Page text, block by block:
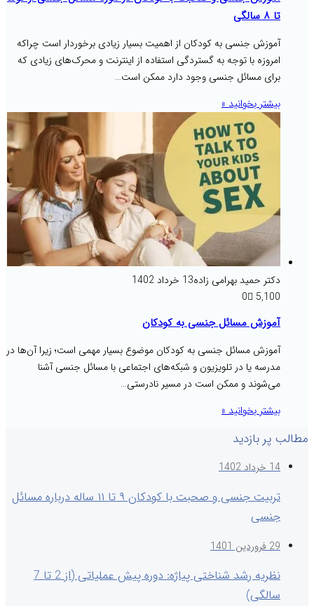
تا ۸ سالگی
آموزش جنسی به کودکان از اهمیت بسیار زیادی برخوردار است چراکه
امروزه با توجه به گستردگی استفاده از اینترنت و محرک‌های زیادی که
برای مسائل جنسی وجود دارد ممکن است…
بیشتر بخوانید »
دکتر حمید بهرامی زاده13 خرداد 1402
0
5,100
آموزش مسائل جنسی به کودکان
آموزش مسائل جنسی به کودکان موضوع بسیار مهمی است؛ زیرا آن‌ها در
مدرسه یا در تلویزیون و شبکه‌های اجتماعی با مسائل جنسی آشنا
می‌شوند و ممکن است در مسیر نادرستی…
بیشتر بخوانید »
مطالب پر بازدید
14 خرداد 1402
تربیت جنسی و صحبت با کودکان ۹ تا ۱۱ ساله درباره مسائل
جنسی
29 فروردین 1401
نظریه رشد شناختی پیاژه: دوره پیش عملیاتی (از 2 تا 7
سالگی)